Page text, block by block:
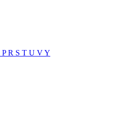
PR S T U VY